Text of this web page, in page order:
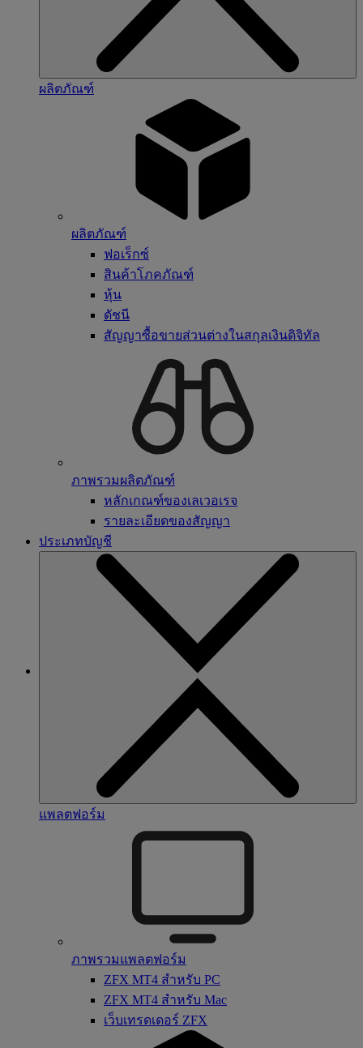
ผลิตภัณฑ์
ผลิตภัณฑ์
ฟอเร็กซ์
สินค้าโภคภัณฑ์
หุ้น
ดัชนี
สัญญาซื้อขายส่วนต่างในสกุลเงินดิจิทัล
ภาพรวมผลิตภัณฑ์
หลักเกณฑ์ของเลเวอเรจ
รายละเอียดของสัญญา
ประเภทบัญชี
แพลตฟอร์ม
ภาพรวมแพลตฟอร์ม
ZFX MT4 สำหรับ PC
ZFX MT4 สำหรับ Mac
เว็บเทรดเดอร์ ZFX